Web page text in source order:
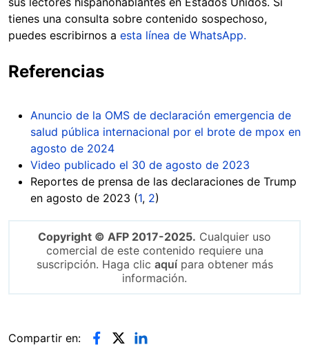
tienes una consulta sobre contenido sospechoso,
puedes escribirnos a esta línea de WhatsApp.
Referencias
Anuncio de la OMS de declaración emergencia de
salud pública internacional por el brote de mpox en
agosto de 2024
Video publicado el 30 de agosto de 2023
Reportes de prensa de las declaraciones de Trump
en agosto de 2023 (1, 2)
Copyright © AFP 2017-2025. Cualquier uso
comercial de este contenido requiere una
suscripción. Haga clic aquípara obtener más
información.
Compartir en: